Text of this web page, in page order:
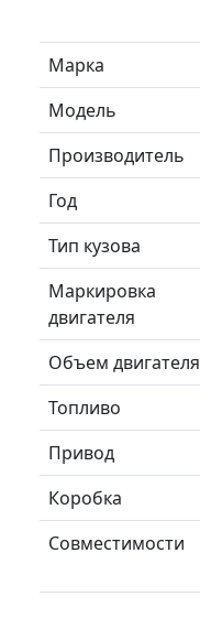
Марка
Модель
Производитель
Год
Тип кузова
Маркировка
двигателя
Объем двигателя
Топливо
Привод
Коробка
Совместимости